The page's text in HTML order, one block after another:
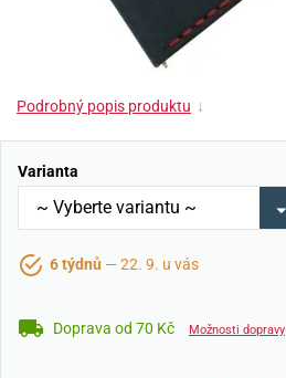
Podrobný popis produktu ↓
Varianta
6 týdnů — 22. 9. u vás
Doprava od 70 Kč Možnosti dopravy